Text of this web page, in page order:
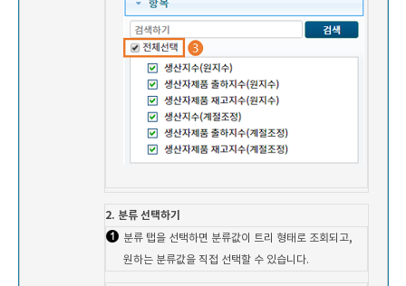
2. 분류 선택하기
분류 탭을 선택하면 분류값이 트리 형태로 조회되고,
원하는 분류값을 직접 선택할 수 있습니다.